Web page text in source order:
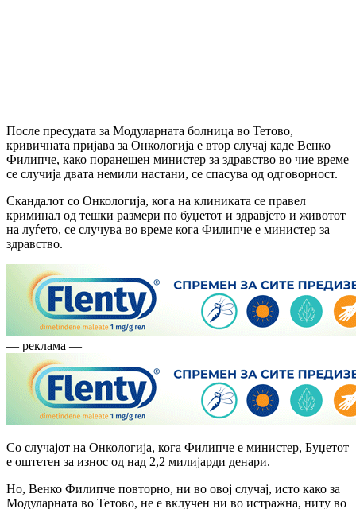
После пресудата за Модуларната болница во Тетово,
кривичната пријава за Онкологија е втор случај каде Венко
Филипче, како поранешен министер за здравство во чие време
се случија двата немили настани, се спасува од одговорност.
Скандалот со Онкологија, кога на клиниката се правел
криминал од тешки размери по буџетот и здравјето и животот
на луѓето, се случува во време кога Филипче е министер за
здравство.
— реклама —
Со случајот на Онкологија, кога Филипче е министер, Буџетот
е оштетен за износ од над 2,2 милијарди денари.
Но, Венко Филипче повторно, ни во овој случај, исто како за
Модуларната во Тетово, не е вклучен ни во истражна, ниту во